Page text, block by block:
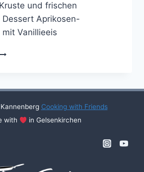
und frischen
Dessert Aprikosen-
Vanillieeis
COOKING
Cooking with Friends
with
in Gelsenkirchen